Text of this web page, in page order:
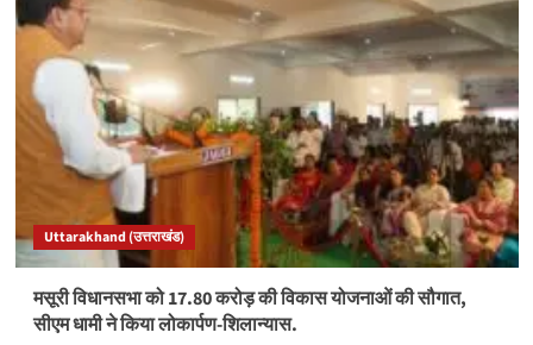
Uttarakhand (उत्तराखंड)
मसूरी विधानसभा को 17.80 करोड़ की विकास योजनाओं की सौगात,
सीएम धामी ने किया लोकार्पण-शिलान्यास.